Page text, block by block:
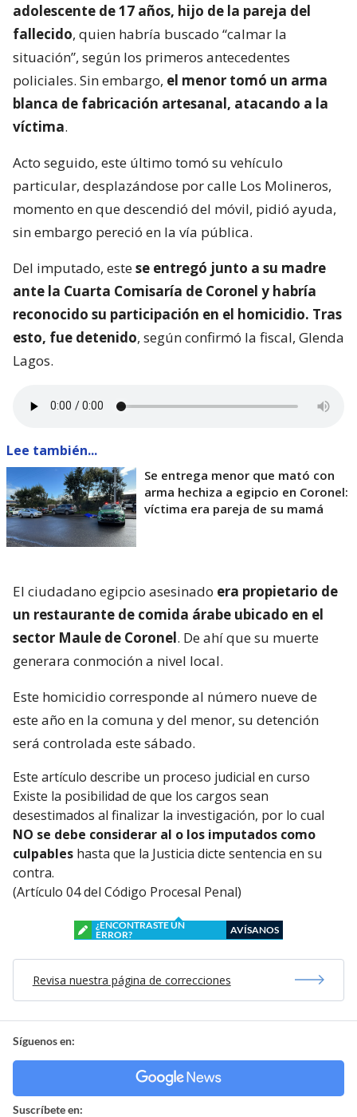
adolescente de 17 años, hijo de la pareja del
fallecido, quien habría buscado “calmar la
situación”, según los primeros antecedentes
policiales. Sin embargo, el menor tomó un arma
blanca de fabricación artesanal, atacando a la
víctima.
Acto seguido, este último tomó su vehículo
particular, desplazándose por calle Los Molineros,
momento en que descendió del móvil, pidió ayuda,
sin embargo pereció en la vía pública.
Del imputado, estese entregó junto a su madre
ante la Cuarta Comisaría de Coronel y habría
reconocido su participación en el homicidio. Tras
esto, fue detenido, según confirmó la fiscal, Glenda
Lagos.
Lee también...
Se entrega menor que mató con
arma hechiza a egipcio en Coronel:
víctima era pareja de su mamá
El ciudadano egipcio asesinado era propietario de
un restaurante de comida árabe ubicado en el
sector Maule de Coronel. De ahí que su muerte
generara conmoción a nivel local.
Este homicidio corresponde al número nueve de
este año en la comuna y del menor, su detención
será controlada este sábado.
Este artículo describe un proceso judicial en curso
Existe la posibilidad de que los cargos sean
desestimados al finalizar la investigación, por lo cual
NO se debe considerar al o los imputados como
culpables hasta que la Justicia dicte sentencia en su
contra.
(Artículo 04 del Código Procesal Penal)
¿ENCONTRASTE UN
ERROR?
AVÍSANOS
Revisa nuestra página de correcciones
Síguenos en:
Suscríbete en: